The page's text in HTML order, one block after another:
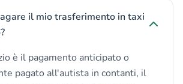
il mio trasferimento in taxi
è il pagamento anticipato o
pagato all'autista in contanti, il